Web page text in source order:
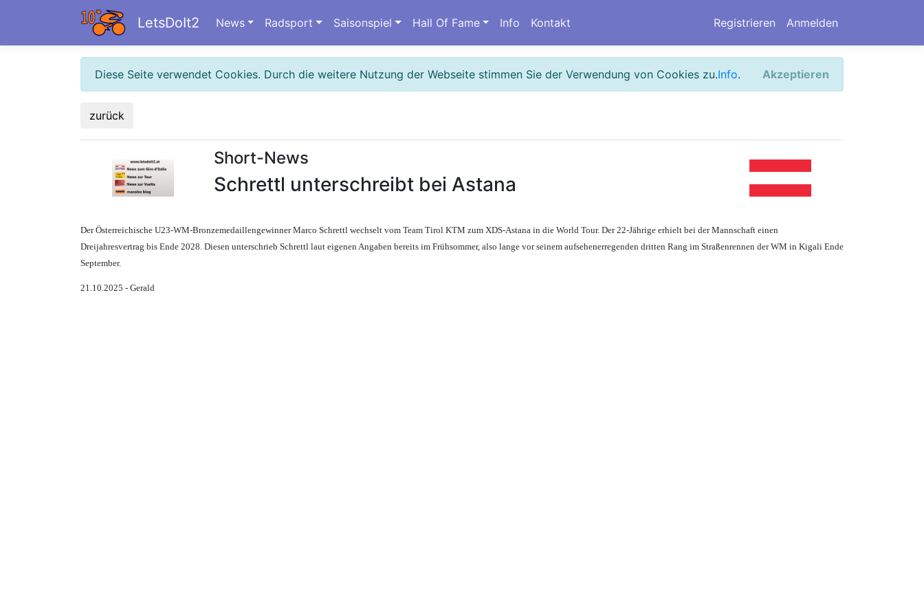
LetsDoIt2 Registrieren Anmelden
News Radsport Saisonspiel Hall Of Fame Info Kontakt
Diese Seite verwendet Cookies. Durch die weitere Nutzung der Webseite stimmen Sie der Verwendung von Cookies zu.Info. Akzeptieren
zurück
Short-News
Schrettl unterschreibt bei Astana
Der Österreichische U23-WM-Bronzemedaillengewinner Marco Schrettl wechselt vom Team Tirol KTM zum XDS-Astana in die World Tour. Der 22-Jährige erhielt bei der Mannschaft einen
Dreijahresvertrag bis Ende 2028. Diesen unterschrieb Schrettl laut eigenen Angaben bereits im Frühsommer, also lange vor seinem aufsehenerregenden dritten Rang im Straßenrennen der WM in Kigali Ende
September.
21.10.2025 - Gerald